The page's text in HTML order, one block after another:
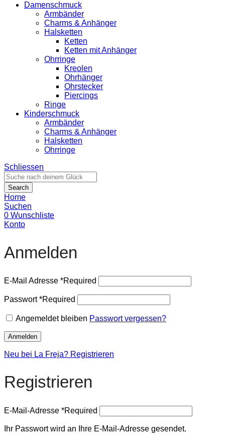
Damenschmuck
Armbänder
Charms & Anhänger
Halsketten
Ketten
Ketten mit Anhänger
Ohrringe
Kreolen
Ohrhänger
Ohrstecker
Piercings
Ringe
Kinderschmuck
Armbänder
Charms & Anhänger
Halsketten
Ohrringe
Schliessen
Search
Home
Suchen
0 Wunschliste
Konto
Anmelden
E-Mail Adresse *Required
Passwort*Required
Angemeldet bleiben Passwort vergessen?
Anmelden
Neu bei La Freja? Registrieren
Registrieren
E-Mail-Adresse *Required
Ihr Passwort wird an Ihre E-Mail-Adresse gesendet.